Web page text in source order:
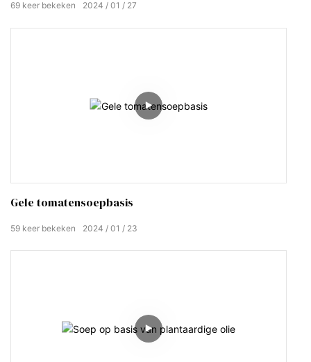
2024 01 27
69 keer bekeken
Gele tomatensoepbasis
2024 01 23
59 keer bekeken